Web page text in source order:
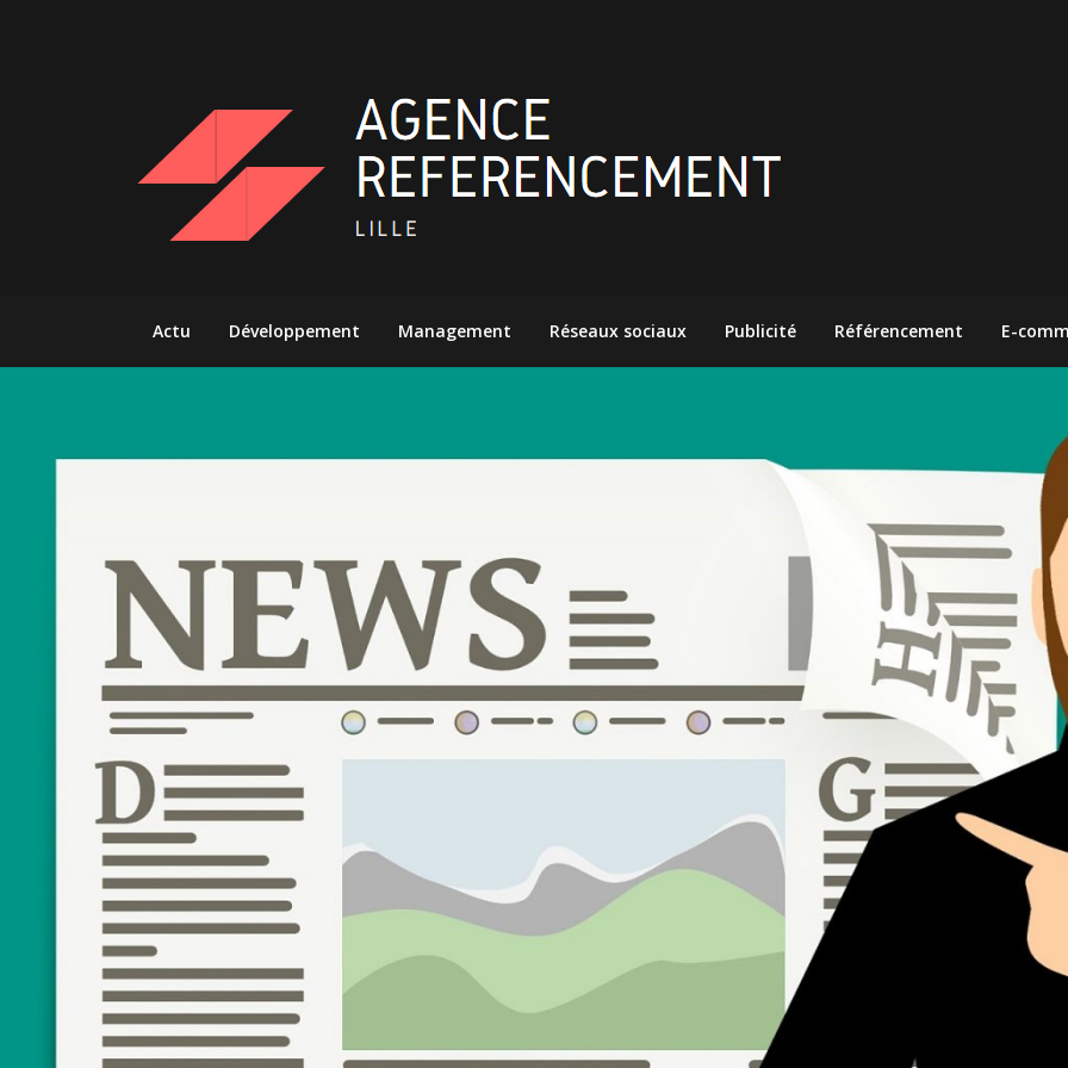
Actu Développement Management Réseaux sociaux Publicité Référencement E-